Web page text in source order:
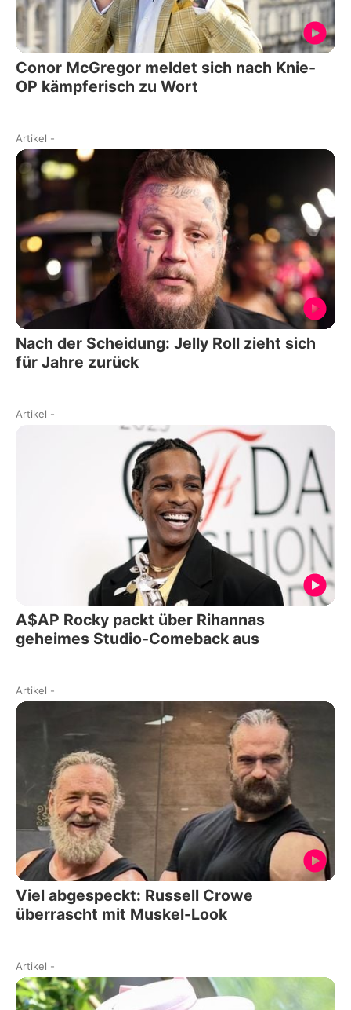
Conor McGregor meldet sich nach Knie-
OP kämpferisch zu Wort
Artikel -
Nach der Scheidung: Jelly Roll zieht sich
für Jahre zurück
Artikel -
A$AP Rocky packt über Rihannas
geheimes Studio-Comeback aus
Artikel -
Viel abgespeckt: Russell Crowe
überrascht mit Muskel-Look
Artikel -